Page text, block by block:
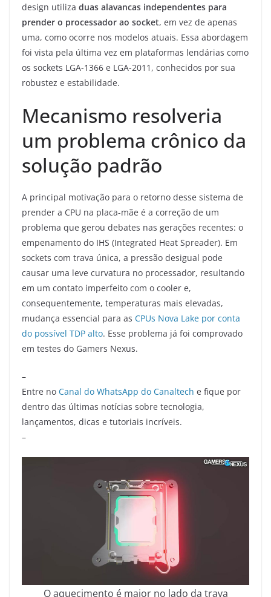
design utiliza duas alavancas independentes para
prender o processador ao socket, em vez de apenas
uma, como ocorre nos modelos atuais. Essa abordagem
foi vista pela última vez em plataformas lendárias como
os sockets LGA-1366 e LGA-2011, conhecidos por sua
robustez e estabilidade.
Mecanismo resolveria
um problema crônico da
solução padrão
A principal motivação para o retorno desse sistema de
prender a CPU na placa-mãe é a correção de um
problema que gerou debates nas gerações recentes: o
empenamento do IHS (Integrated Heat Spreader). Em
sockets com trava única, a pressão desigual pode
causar uma leve curvatura no processador, resultando
em um contato imperfeito com o cooler e,
consequentemente, temperaturas mais elevadas,
mudança essencial para as CPUs Nova Lake por conta
do possível TDP alto. Esse problema já foi comprovado
em testes do Gamers Nexus.
–
Entre no Canal do WhatsApp do Canaltech e fique por
dentro das últimas notícias sobre tecnologia,
lançamentos, dicas e tutoriais incríveis.
–
O aquecimento é maior no lado da trava